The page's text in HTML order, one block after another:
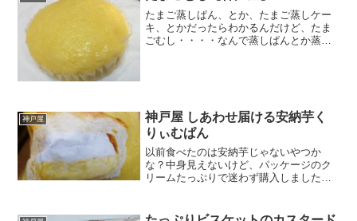
たまご蒸しぱん、とか、たまご蒸しケー
キ、とかだったらわかるんだけど、たま
ごむし・・・・なんで蒸しぱんとか蒸し
神戸屋
神戸屋 しあわせ届ける安納芋く
りぃむぱん
以前食べたのは安納芋じゃないやつか
な？中身見えないけど、パッケージのク
リームたっぷりで迷わず購入しました。
神戸屋です。あえてわかりにくくしたの